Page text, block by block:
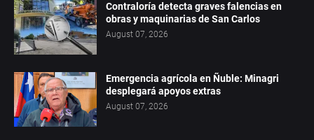
Contraloría detecta graves falencias en
obras y maquinarias de San Carlos
August 07, 2026
Emergencia agrícola en Ñuble: Minagri
desplegará apoyos extras
August 07, 2026